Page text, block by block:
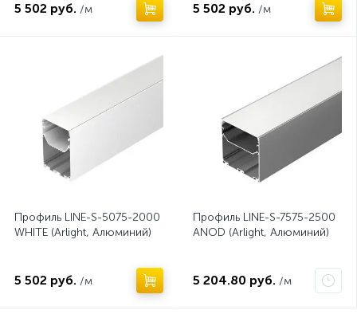
5 502 руб. /м 5 502 руб. /м
Профиль LINE-S-5075-2000
WHITE (Arlight, Алюминий)
5 502 руб. /м
Профиль LINE-S-7575-2500
ANOD (Arlight, Алюминий)
5 204.80 руб. /м